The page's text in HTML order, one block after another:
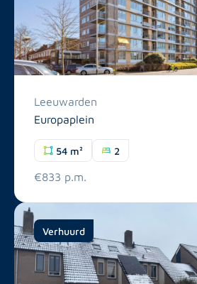
Leeuwarden
Europaplein
54 m² 2
€833 p.m.
Verhuurd